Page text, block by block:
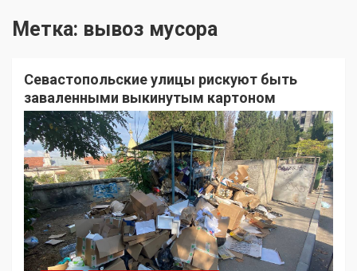
Метка: вывоз мусора
Севастопольские улицы рискуют быть
заваленными выкинутым картоном